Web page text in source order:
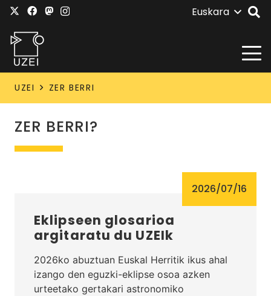
Euskara
UZEI ZER BERRI
ZER BERRI?
2026/07/16
Eklipseen glosarioa
argitaratu du UZEIk
2026ko abuztuan Euskal Herritik ikus ahal
izango den eguzki-eklipse osoa azken
urteetako gertakari astronomiko